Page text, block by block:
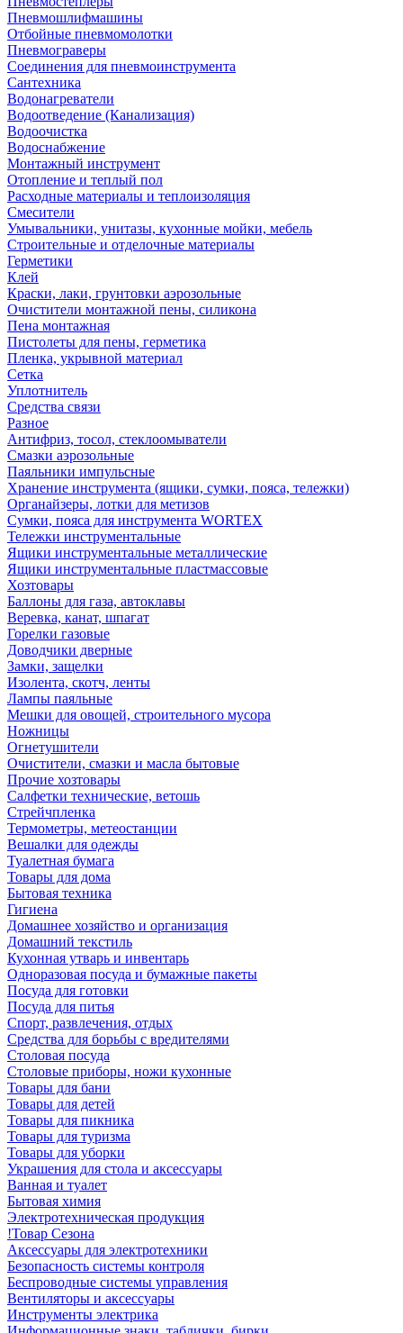
Пневмошлифмашины
Отбойные пневмомолотки
Пневмограверы
Соединения для пневмоинструмента
Сантехника
Водонагреватели
Водоотведение (Канализация)
Водоочистка
Водоснабжение
Монтажный инструмент
Отопление и теплый пол
Расходные материалы и теплоизоляция
Смесители
Умывальники, унитазы, кухонные мойки, мебель
Строительные и отделочные материалы
Герметики
Клей
Краски, лаки, грунтовки аэрозольные
Очистители монтажной пены, силикона
Пена монтажная
Пистолеты для пены, герметика
Пленка, укрывной материал
Сетка
Уплотнитель
Средства связи
Разное
Антифриз, тосол, стеклоомыватели
Смазки аэрозольные
Паяльники импульсные
Хранение инструмента (ящики, сумки, пояса, тележки)
Органайзеры, лотки для метизов
Сумки, пояса для инструмента WORTEX
Тележки инструментальные
Ящики инструментальные металлические
Ящики инструментальные пластмассовые
Хозтовары
Баллоны для газа, автоклавы
Веревка, канат, шпагат
Горелки газовые
Доводчики дверные
Замки, защелки
Изолента, скотч, ленты
Лампы паяльные
Мешки для овощей, строительного мусора
Ножницы
Огнетушители
Очистители, смазки и масла бытовые
Прочие хозтовары
Салфетки технические, ветошь
Стрейчпленка
Термометры, метеостанции
Вешалки для одежды
Туалетная бумага
Товары для дома
Бытовая техника
Гигиена
Домашнее хозяйство и организация
Домашний текстиль
Кухонная утварь и инвентарь
Одноразовая посуда и бумажные пакеты
Посуда для готовки
Посуда для питья
Спорт, развлечения, отдых
Средства для борьбы с вредителями
Столовая посуда
Столовые приборы, ножи кухонные
Товары для бани
Товары для детей
Товары для пикника
Товары для туризма
Товары для уборки
Украшения для стола и аксессуары
Ванная и туалет
Бытовая химия
Электротехническая продукция
!Товар Сезона
Аксессуары для электротехники
Безопасность системы контроля
Беспроводные системы управления
Вентиляторы и аксессуары
Инструменты электрика